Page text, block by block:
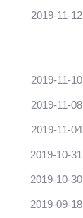
2019-11-12
2019-11-10
2019-11-08
2019-11-04
2019-10-31
2019-10-30
2019-09-18